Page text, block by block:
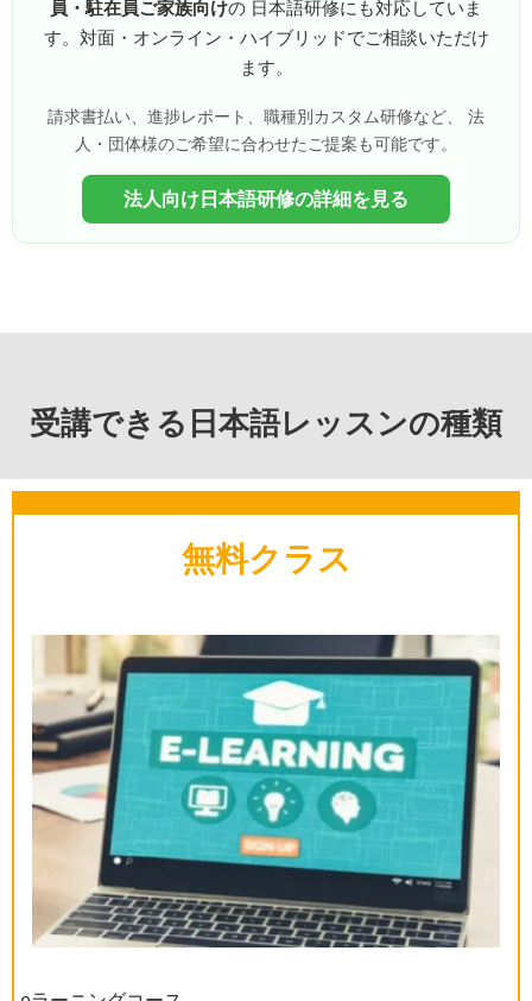
員・駐在員ご家族向けの 日本語研修にも対応していま
す。対面・オンライン・ハイブリッドでご相談いただけ
ます。
請求書払い、進捗レポート、職種別カスタム研修など、 法
人・団体様のご希望に合わせたご提案も可能です。
法人向け日本語研修の詳細を見る
受講できる日本語レッスンの種類
無料クラス